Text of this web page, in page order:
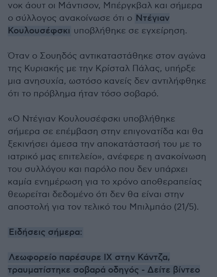
νοκ άουτ οι Μάντισον, Μπέργκβαλ και σήμερα
ο σύλλογος ανακοίνωσε ότι ο Ντέγιαν
Κουλουσέφσκι υποβλήθηκε σε εγχείρηση.
Όταν ο Σουηδός αντικαταστάθηκε στον αγώνα
της Κυριακής με την Κρίσταλ Πάλας, υπήρξε
μια ανησυχία, ωστόσο κανείς δεν αντιλήφθηκε
ότι το πρόβλημα ήταν τόσο σοβαρό.
«Ο Ντέγιαν Κουλουσέφσκι υποβλήθηκε
σήμερα σε επέμβαση στην επιγονατίδα και θα
ξεκινήσει άμεσα την αποκατάστασή του με το
ιατρικό μας επιτελείο», ανέφερε η ανακοίνωση
του συλλόγου και παρόλο που δεν υπάρχει
καμία ενημέρωση για το χρόνο αποθεραπείας
θεωρείται δεδομένο ότι δεν θα είναι στην
αποστολή για τον τελικό του Μπιλμπάο (21/5).
Ειδήσεις σήμερα:
Λεωφορείο παρέσυρε ΙΧ στην Κάντζα,
τραυματίστηκε σοβαρά οδηγός - Δείτε βίντεο